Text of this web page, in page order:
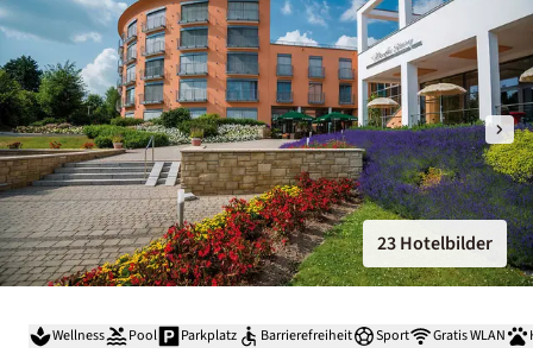
23 Hotelbilder
Wellness Pool Parkplatz Barrierefreiheit Sport Gratis WLAN